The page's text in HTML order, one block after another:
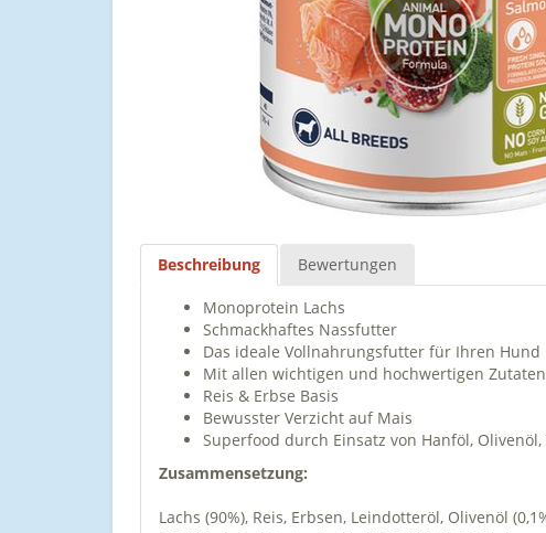
Beschreibung Bewertungen
Monoprotein Lachs
Schmackhaftes Nassfutter
Das ideale Vollnahrungsfutter für Ihren Hund
Mit allen wichtigen und hochwertigen Zutaten
Reis & Erbse Basis
Bewusster Verzicht auf Mais
Superfood durch Einsatz von Hanföl,
Zusammensetzung:
Lachs (90%), Reis, Erbsen, Leindotteröl, Olivenöl